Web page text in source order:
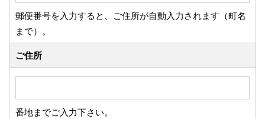
郵便番号を入力すると、ご住所が自動入力されます（町名
まで）。
ご住所
番地までご入力下さい。